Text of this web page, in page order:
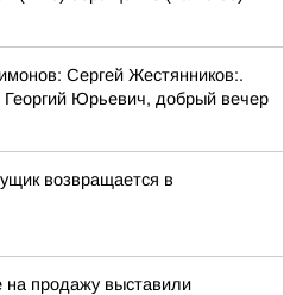
Сергей Жестянников:.
Юрьевич, добрый вечер
возвращается в
на продажу выставили